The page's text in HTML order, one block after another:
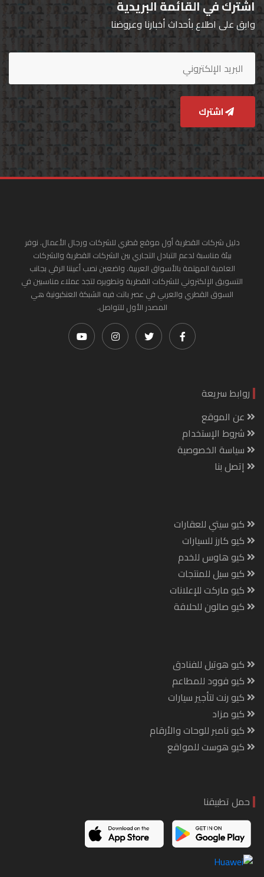
اشترك في القائمة البريدية
وابق على اطلاع بأحداث أخبارنا وعروضنا
اشترك
دليل شركات القطرية أول موقع قطري للشركات ورجال الأعمال. نوفر
بيئة مناسبة لدعم التبادل التجاري بين الشركات القطرية والشركات
العامية المهتمة بالأسواق العربية. واضعين نصب أعيننا الرقي بجانب
التسويق الإلكتروني للشركات القطرية وتطويره لتجد عملاء مناسبين في
السوق القطري والعربي في عصر باتت فيه الشبكة العنكبونية هي
المصدر الأول للتواصل.
روابط سريعة
عن الموقع
شروط الإستخدام
سياسة الخصوصية
إتصل بنا
كيو سيتي للعقارات
كيو كارز للسيارات
كيو هاوس للخدم
كيو سيل للمنتجات
كيو ماركت للإعلانات
كيو صالون للحلاقة
كيو هوتيل للفنادق
كيو فوود للمطاعم
كيو رنت لتأجير سيارات
كيو مزاد
كيو نامبر للوحات والأرقام
كيو هوست للمواقع
حمل تطبيقنا